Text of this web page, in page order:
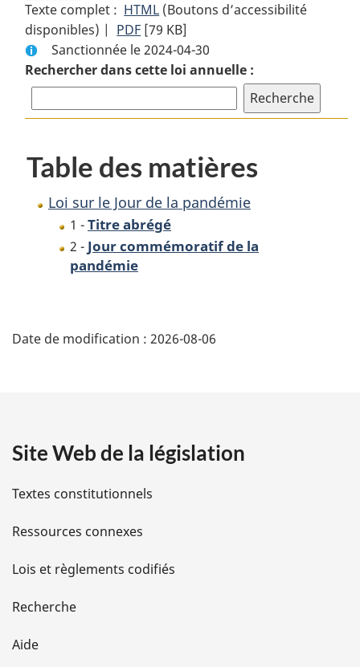
Texte complet : HTML Texte
complet
:
Loi
sur
le
la
(Boutons d’accessibilité
disponibles) | PDF Texte
complet
:
Loi
sur
de
pandémie
[79 KB]
Sanctionnée le 2024-04-30
Rechercher dans cette loi annuelle :
Table des matières
Loi sur le Jour de la pandémie
1 -Titre abrégé
2 - Jour commémoratif de la
pandémie
é
i
l
s
d
e
l
Date de modification : 2026-08-06
Site Web de la législation
Textes constitutionnels
Ressources connexes
Lois et règlements codifiés
Recherche
Aide